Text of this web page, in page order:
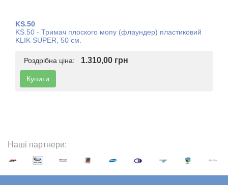
KS.50
KS.50 - Тримач плоского мопу (флаундер) пластиковий
KLIK SUPER, 50 см.
Роздрібна ціна: 1.310,00 грн
Купити
Наші партнери: